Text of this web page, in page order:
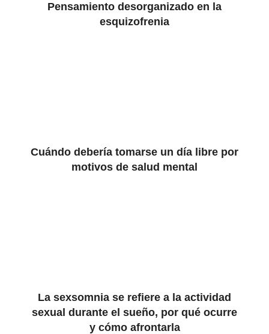
Pensamiento desorganizado en la
esquizofrenia
Cuándo debería tomarse un día libre por
motivos de salud mental
La sexsomnia se refiere a la actividad
sexual durante el sueño, por qué ocurre
y cómo afrontarla